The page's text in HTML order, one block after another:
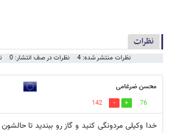
نظرات
نظرات منتشر شده: 4 نظرات در صف انتشار: 0
محسن ضرغامی
76
142
خدا وکیلی مردونگی کنید و گاز رو ببندید تا حالشون